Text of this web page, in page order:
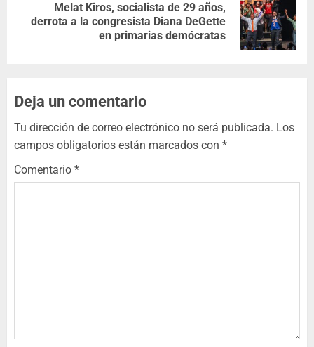
Melat Kiros, socialista de 29 años,
derrota a la congresista Diana DeGette
en primarias demócratas
Deja un comentario
Tu dirección de correo electrónico no será publicada. Los
campos obligatorios están marcados con *
Comentario *